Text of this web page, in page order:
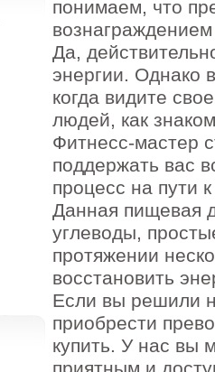
понимаем, что
Да,
энергии. Однако
когда видите
людей, как
Фитнесс-мастер
поддержать вас
процесс на пути
Данная пищевая
углеводы,
протяжении
восстановить
Если вы решили
приобрести
купить. У нас вы